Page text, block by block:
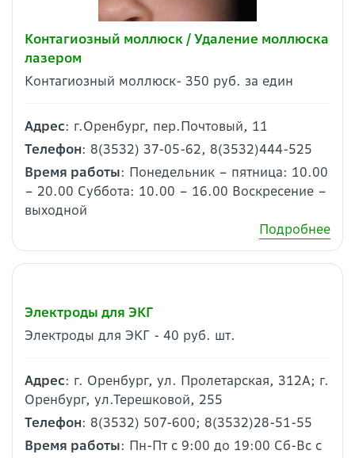
Контагиозный моллюск / Удаление моллюска
лазером
Контагиозный моллюск- 350 руб. за един
Адрес: г.Оренбург, пер.Почтовый, 11
Телефон: 8(3532) 37-05-62, 8(3532)444-525
Время работы: Понедельник – пятница: 10.00
– 20.00 Суббота: 10.00 – 16.00 Воскресение –
выходной
Подробнее
Электроды для ЭКГ
Электроды для ЭКГ - 40 руб. шт.
Адрес: г. Оренбург, ул. Пролетарская, 312А; г.
Оренбург, ул.Терешковой, 255
Телефон: 8(3532) 507-600; 8(3532)28-51-55
Время работы: Пн-Пт с 9:00 до 19:00 Сб-Вс с